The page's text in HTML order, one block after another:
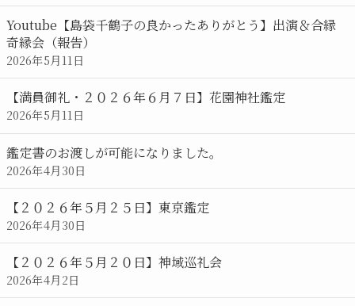
Youtube【島袋千鶴子の良かったありがとう】出演＆合縁
奇縁会（報告）
2026年5月11日
【満員御礼・２０２６年６月７日】花園神社鑑定
2026年5月11日
鑑定書のお渡しが可能になりました。
2026年4月30日
【２０２６年５月２５日】東京鑑定
2026年4月30日
【２０２６年５月２０日】神域巡礼会
2026年4月2日